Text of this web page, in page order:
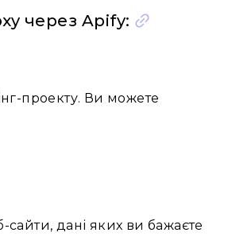
через Apify:
проекту. Ви можете
сайти, дані яких ви бажаєте